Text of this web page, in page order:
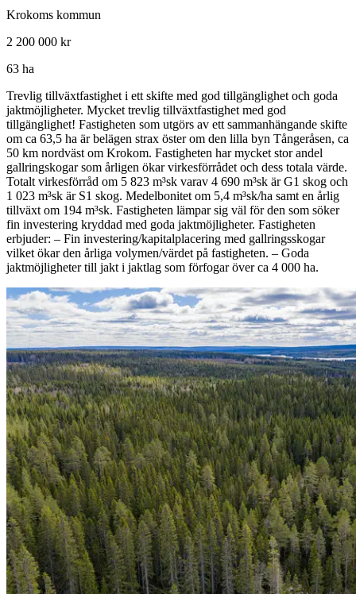
Krokoms kommun
2 200 000 kr
63 ha
Trevlig tillväxtfastighet i ett skifte med god tillgänglighet och goda
jaktmöjligheter. Mycket trevlig tillväxtfastighet med god
tillgänglighet! Fastigheten som utgörs av ett sammanhängande skifte
om ca 63,5 ha är belägen strax öster om den lilla byn Tångeråsen, ca
50 km nordväst om Krokom. Fastigheten har mycket stor andel
gallringskogar som årligen ökar virkesförrådet och dess totala värde.
Totalt virkesförråd om 5 823 m³sk varav 4 690 m³sk är G1 skog och
1 023 m³sk är S1 skog. Medelbonitet om 5,4 m³sk/ha samt en årlig
tillväxt om 194 m³sk. Fastigheten lämpar sig väl för den som söker
fin investering kryddad med goda jaktmöjligheter. Fastigheten
erbjuder: – Fin investering/kapitalplacering med gallringsskogar
vilket ökar den årliga volymen/värdet på fastigheten. – Goda
jaktmöjligheter till jakt i jaktlag som förfogar över ca 4 000 ha.